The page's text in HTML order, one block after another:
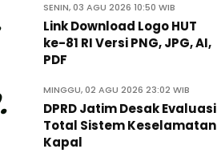
SENIN, 03 AGU 2026 10:50 WIB
Link Download Logo HUT
ke-81 RI Versi PNG, JPG, AI,
PDF
MINGGU, 02 AGU 2026 23:02 WIB
DPRD Jatim Desak Evaluasi
Total Sistem Keselamatan
Kapal